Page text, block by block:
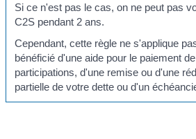
Si ce n'est pas le cas, on ne peut pas
C2S pendant 2 ans.
Cependant, cette règle ne s'applique
bénéficié d'une aide pour le paiement
participations, d'une remise ou d'une
partielle de votre dette ou d'un